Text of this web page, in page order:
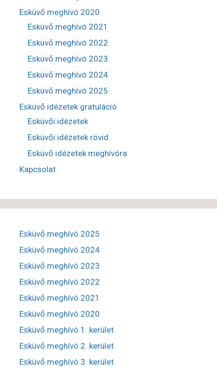
Esküvő meghívó 2020
Esküvő meghívó 2021
Esküvő meghívó 2022
Esküvő meghívó 2023
Esküvő meghívó 2024
Esküvő meghívó 2025
Esküvő idézetek gratuláció
Esküvői idézetek
Esküvői idézetek rövid
Esküvő idézetek meghívóra
Kapcsolat
Esküvő meghívó 2025
Esküvő meghívó 2024
Esküvő meghívó 2023
Esküvő meghívó 2022
Esküvő meghívó 2021
Esküvő meghívó 2020
Esküvő meghívó 1. kerület
Esküvő meghívó 2. kerület
Esküvő meghívó 3. kerület